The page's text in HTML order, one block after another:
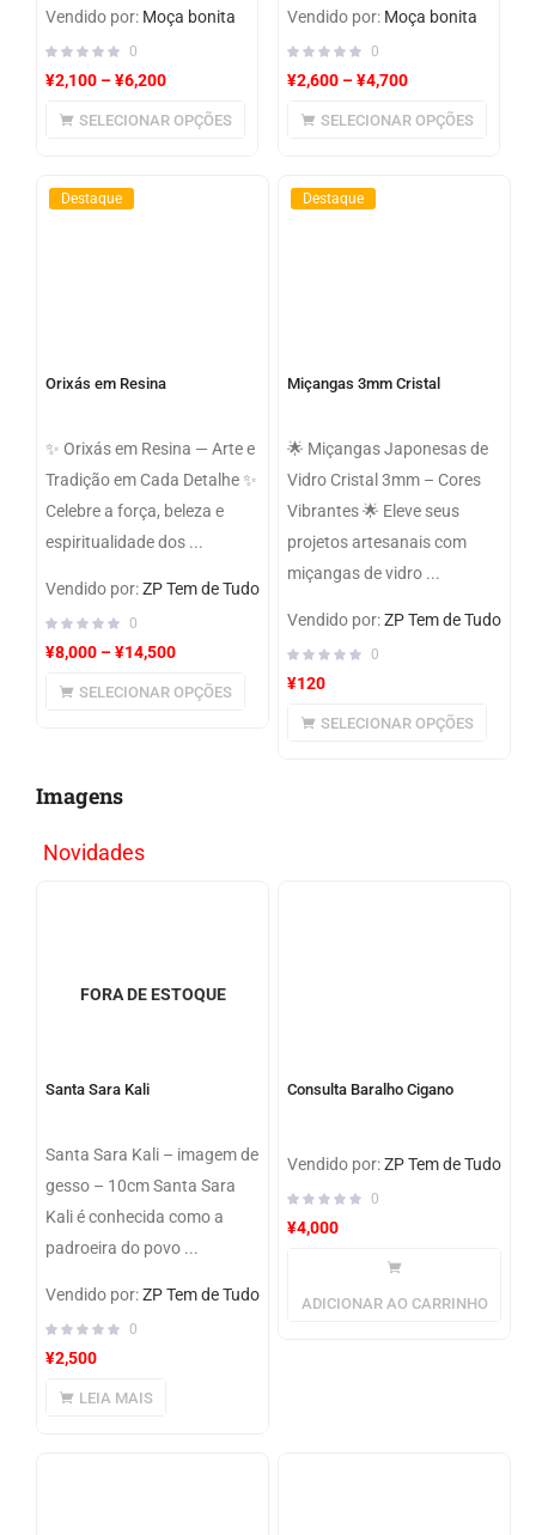
Vendido por: Moça bonita
0
¥2,100 –¥6,200
SELECIONAR OPÇÕES
Vendido por: Moça bonita
0
¥2,600 –¥4,700
SELECIONAR OPÇÕES
Destaque
Orixás em Resina
✨ Orixás em Resina — Arte e
Tradição em Cada Detalhe ✨
Celebre a força, beleza e
espiritualidade dos ...
Vendido por:ZP Tem de Tudo
0
¥8,000 –¥14,500
SELECIONAR OPÇÕES
Destaque
Miçangas 3mm Cristal
🌟 Miçangas Japonesas de
Vidro Cristal 3mm – Cores
Vibrantes 🌟 Eleve seus
projetos artesanais com
miçangas de vidro ...
Vendido por:ZP Tem de Tudo
0
¥120
SELECIONAR OPÇÕES
Imagens
Novidades
FORA DE ESTOQUE
Santa Sara Kali
Santa Sara Kali – imagem de
gesso – 10cm Santa Sara
Kali é conhecida como a
padroeira do povo ...
Vendido por:ZP Tem de Tudo
0
¥2,500
LEIA MAIS
Consulta Baralho Cigano
Vendido por:ZP Tem de Tudo
0
¥4,000
ADICIONAR AO CARRINHO